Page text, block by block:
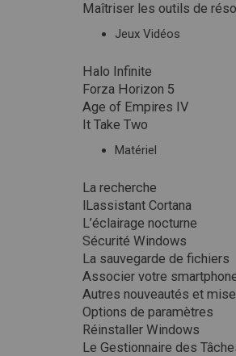
Maîtriser les outils de
Jeux Vidéos
Halo Infinite
Forza Horizon 5
Age of Empires IV
It Take Two
Matériel
La recherche
lLassistant Cortana
L’éclairage nocturne
Sécurité Windows
La sauvegarde de fichiers
Associer votre
Autres nouveautés et
Options de paramètres
Réinstaller Windows
Le Gestionnaire des